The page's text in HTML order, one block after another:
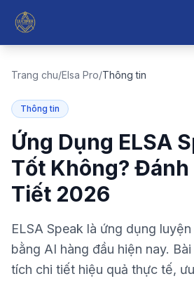
Trang chu/Elsa Pro/Thông tin
Thông tin
Ứng Dụng ELSA
Tốt Không? Đánh
Tiết 2026
ELSA Speak là ứng dụng
bằng AI hàng đầu hiện nay.
tích chi tiết hiệu quả thực tế,